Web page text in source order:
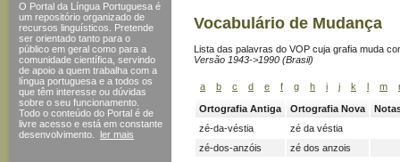
O Portal da Língua Portuguesa é
um repositório organizado de
recursos linguísticos. Pretende
ser orientado tanto para o
público em geral como para a
comunidade científica, servindo
de apoio a quem trabalha com a
língua portuguesa e a todos os
que têm interesse ou dúvidas
sobre o seu funcionamento.
Todo o conteúdo do Portal é de
livre acesso e está em constante
desenvolvimento.
ler mais
Vocabulário de Mudança
Lista das palavras do VOP cuja grafia muda
Versão 1943->1990 (Brasil)
a b c d e f g h i j k l m
Ortografia Antiga Ortografia Nova
zé-da-véstia
zé da véstia
zé-dos-anzóis
zé dos anzois